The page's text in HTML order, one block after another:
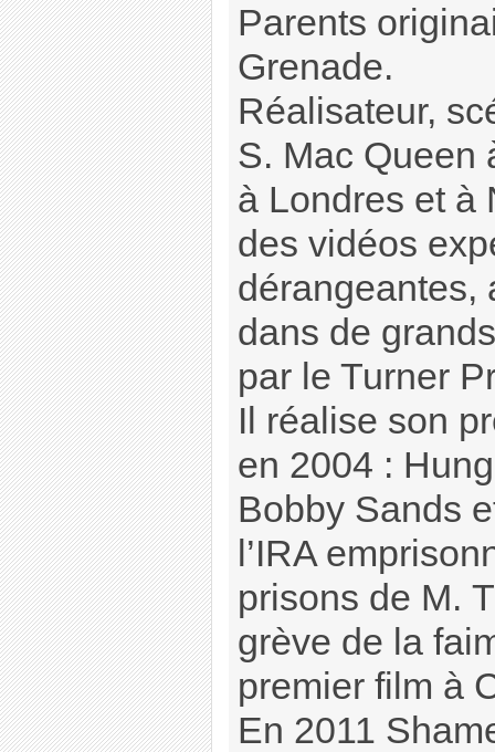
Parents
Grenade.
Réalisateur,
S. Mac Queen
à Londres et à
des vidéos
dérangeantes,
dans de
par le Turner
Il réalise son
en 2004 :
Bobby Sands
l’IRA
prisons de M.
grève de la
premier film à
En 2011